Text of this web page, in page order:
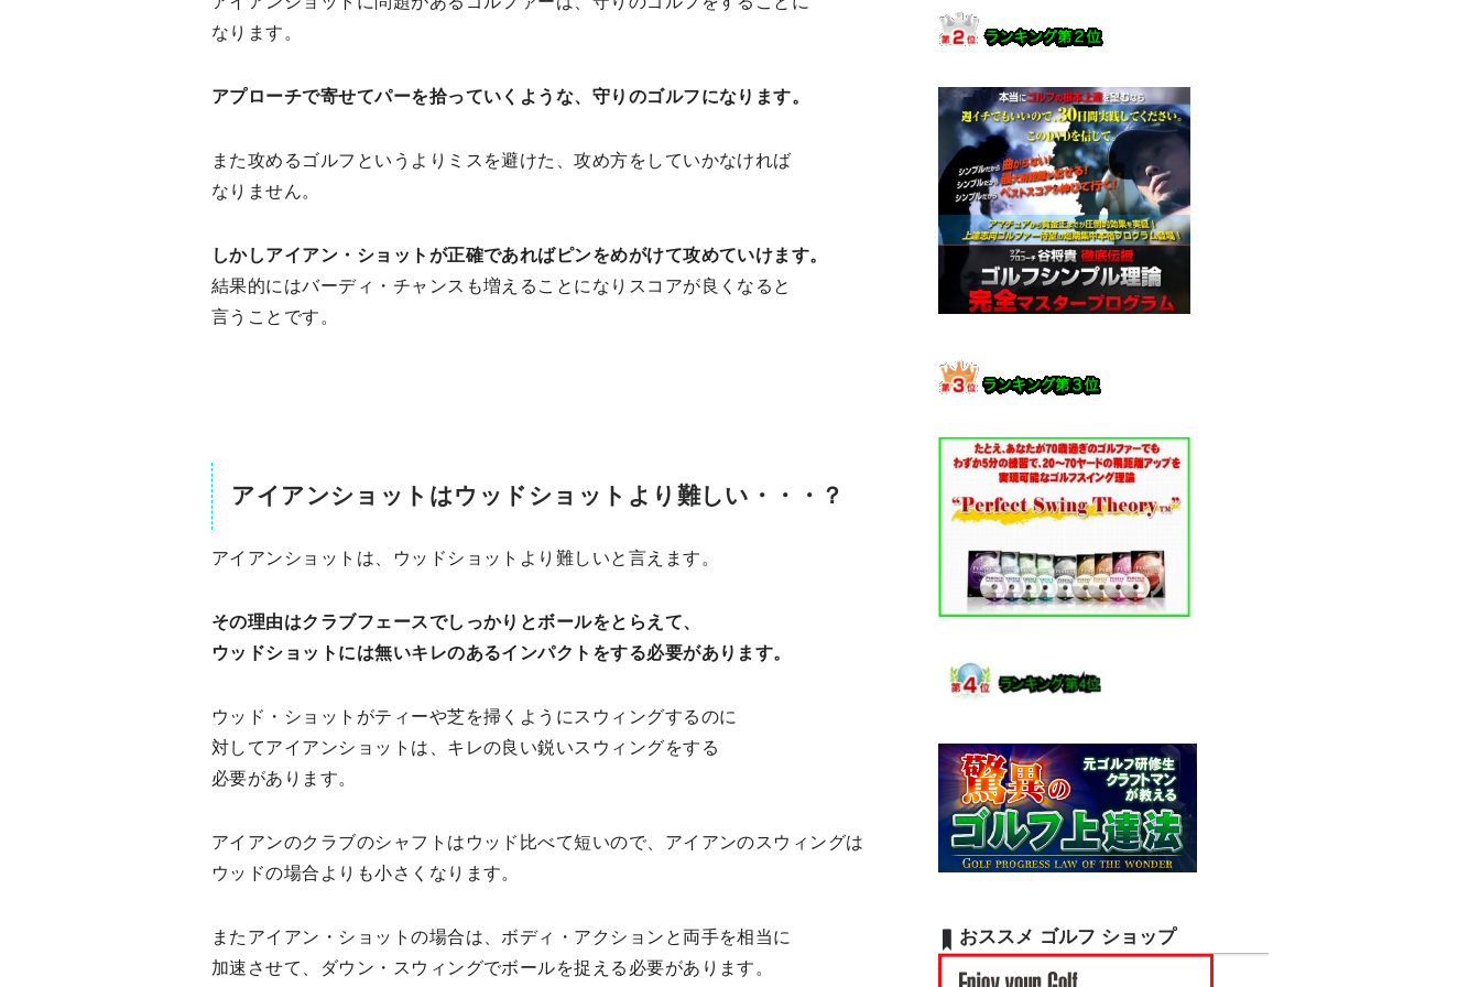
なります。
アプローチで寄せてパーを拾っていくような、守りのゴルフになります。
また攻めるゴルフというよりミスを避けた、攻め方をしていかなければ
なりません。
しかしアイアン・ショットが正確であればピンをめがけて攻めていけます。
結果的にはバーディ・チャンスも増えることになりスコアが良くなると
言うことです。
アイアンショットはウッドショットより難しい・・・？
アイアンショットは、ウッドショットより難しいと言えます。
その理由はクラブフェースでしっかりとボールをとらえて、
ウッドショットには無いキレのあるインパクトをする必要があります。
ウッド・ショットがティーや芝を掃くようにスウィングするのに
対してアイアンショットは、キレの良い鋭いスウィングをする
必要があります。
アイアンのクラブのシャフトはウッド比べて短いので、アイアンのスウィングは
ウッドの場合よりも小さくなります。
またアイアン・ショットの場合は、ボディ・アクションと両手を相当に
加速させて、ダウン・スウィングでボールを捉える必要があります。
おススメ ゴルフ ショップ